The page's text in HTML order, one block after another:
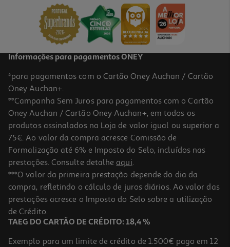
16,99 €/Kg
1.0
Polvo Grande Congelado (+6 Kg)
110.43 €/un
16,99 €
Informações para pagamentos ONEY
*para pagamentos com o Cartão Oney Auchan / Cartão
Oney Auchan+.
**Campanha Sem Juros para pagamentos com o Cartão
Oney Auchan / Cartão Oney Auchan+, em todos os
produtos assinalados na Loja de valor igual ou superior a
75€. Ao valor da compra acresce Comissão de
Formalização até 6% e Imposto do Selo, incluídos nas
prestações. Consulte detalhe aqui.
***O valor da primeira prestação depende do dia da
compra, refletindo o cálculo de juros diários. Ao valor das
prestações acresce o Imposto do Selo sobre a utilização
de Crédito.
TAEG DO CARTÃO DE CRÉDITO: 18,4 %
Exemplo para um limite de crédito de 1.500€ pago em 12